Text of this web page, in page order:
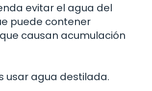
evitar el agua del
puede contener
causan acumulación
usar agua destilada.